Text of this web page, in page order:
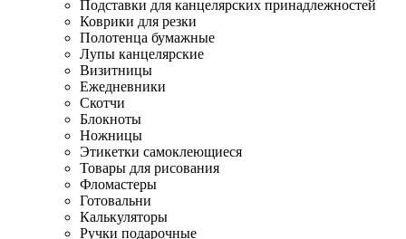
Подставки для канцелярских принадлежностей
Коврики для резки
Полотенца бумажные
Лупы канцелярские
Визитницы
Ежедневники
Скотчи
Блокноты
Ножницы
Этикетки самоклеющиеся
Товары для рисования
Фломастеры
Готовальни
Калькуляторы
Ручки подарочные